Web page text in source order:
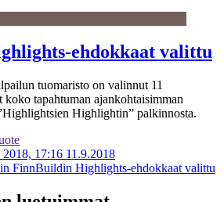
ehdokkaat valittu
tuomaristo on valinnut 11
koko tapahtuman ajankohtaisimman
Highlightin” palkinnosta.
17:16 11.9.2018
FinnBuildin Highlights-ehdokkaat valittu